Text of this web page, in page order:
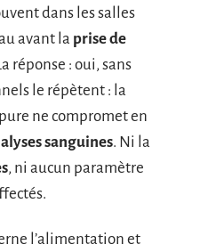
dans les salles
avant la prise de
réponse : oui, sans
le répètent : la
pure ne compromet en
sanguines. Ni la
, ni aucun paramètre
l’alimentation et